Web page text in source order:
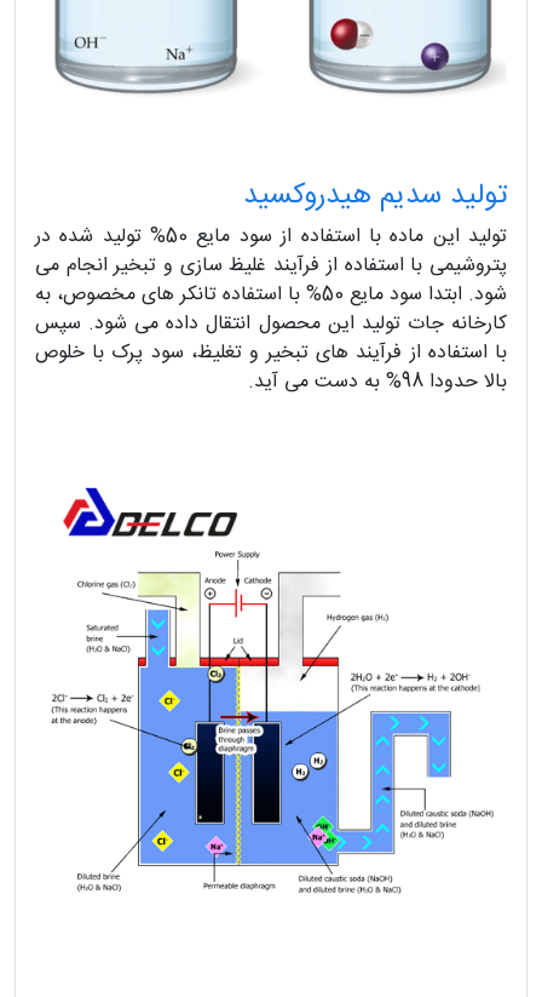
تولید سدیم هیدروکسید
تولید این ماده با استفاده از سود مایع 50% تولید شده در
پتروشیمی با استفاده از فرآیند غلیظ سازی و تبخیر انجام می
شود. ابتدا سود مایع 50% با استفاده تانکر های مخصوص، به
کارخانه جات تولید این محصول انتقال داده می شود. سپس
با استفاده از فرآیند های تبخیر و تغلیظ، سود پرک با خلوص
بالا حدودا 98% به دست می آید.